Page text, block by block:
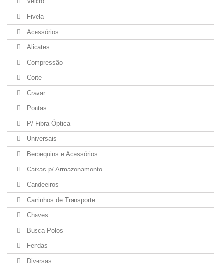
Fivela
Acessórios
Alicates
Compressão
Corte
Cravar
Pontas
P/ Fibra Óptica
Universais
Berbequins e Acessórios
Caixas p/ Armazenamento
Candeeiros
Carrinhos de Transporte
Chaves
Busca Polos
Fendas
Diversas